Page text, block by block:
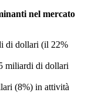
nel mercato
di dollari (il 22%
miliardi di dollari
(8%) in attività